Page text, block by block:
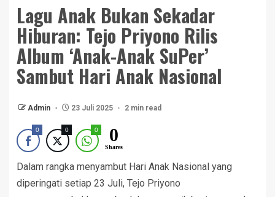
Lagu Anak Bukan Sekadar
Hiburan: Tejo Priyono Rilis
Album ‘Anak-Anak SuPer’
Sambut Hari Anak Nasional
Admin 23 Juli 2025 2 min read
0 0 0 0
Shares
Dalam rangka menyambut Hari Anak Nasional yang
diperingati setiap 23 Juli, Tejo Priyono